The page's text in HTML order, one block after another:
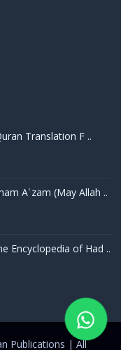
Translation F ..
Aʿzam (May Allah ..
Encyclopedia of Had ..
Publications | All